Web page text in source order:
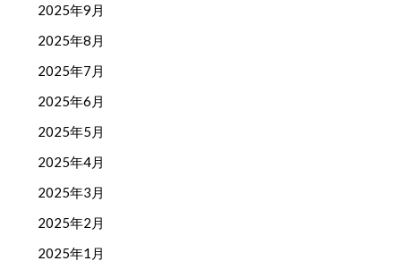
2025年9月
2025年8月
2025年7月
2025年6月
2025年5月
2025年4月
2025年3月
2025年2月
2025年1月